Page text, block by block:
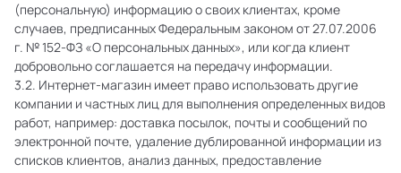
(персональную) информацию о своих клиентах, кроме
случаев, предписанных Федеральным законом от 27.07.2006
г. № 152-ФЗ «О персональных данных», или когда клиент
добровольно соглашается на передачу информации.
3.2. Интернет-магазин имеет право использовать другие
компании и частных лиц для выполнения определенных видов
работ, например: доставка посылок, почты и сообщений по
электронной почте, удаление дублированной информации из
списков клиентов, анализ данных, предоставление